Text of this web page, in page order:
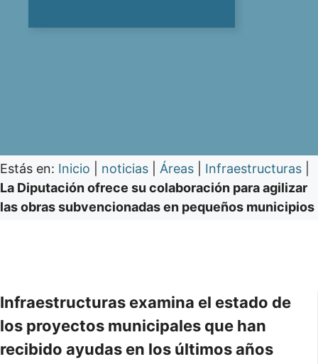
Estás en: Inicio noticias Áreas Infraestructuras
La Diputación ofrece su colaboración para agilizar
las obras subvencionadas en pequeños municipios
Infraestructuras examina el estado de
los proyectos municipales que han
recibido ayudas en los últimos años